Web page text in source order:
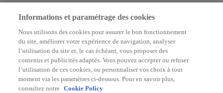
détails qui attirent l'attention pour
que votre véhicule se démarque de
la foule.
Informations et paramétrage des cookies
Nous utilisons des cookies pour assurer le bon fonctionnement
du site, améliorer votre expérience de navigation, analyser
l’utilisation du site et, le cas échéant, vous proposer des
contenus et publicités adaptés. Vous pouvez accepter ou refuser
l’utilisation de ces cookies, ou personnaliser vos choix à tout
moment via les paramètres ci-dessous. Pour en savoir plus,
consultez notre Cookie Policy